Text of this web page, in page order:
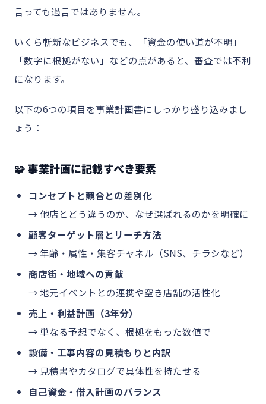
言っても過言ではありません。
いくら斬新なビジネスでも、「資金の使い道が不明」
「数字に根拠がない」などの点があると、審査では不利
になります。
以下の6つの項目を事業計画書にしっかり盛り込みまし
ょう：
🧩 事業計画に記載すべき要素
コンセプトと競合との差別化
→ 他店とどう違うのか、なぜ選ばれるのかを明確に
顧客ターゲット層とリーチ方法
→ 年齢・属性・集客チャネル（SNS、チラシなど）
商店街・地域への貢献
→ 地元イベントとの連携や空き店舗の活性化
売上・利益計画（3年分）
→ 単なる予想でなく、根拠をもった数値で
設備・工事内容の見積もりと内訳
→ 見積書やカタログで具体性を持たせる
自己資金・借入計画のバランス